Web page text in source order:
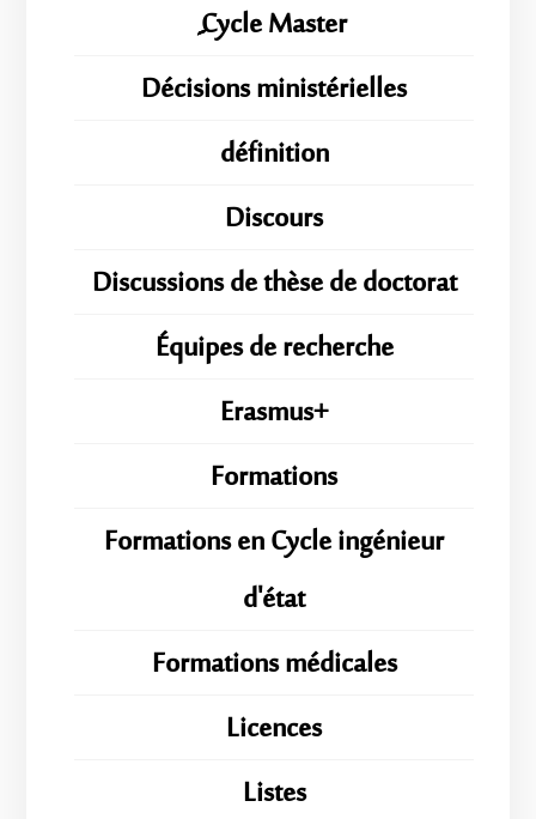
ِِِCycle Master
Décisions ministérielles
définition
Discours
Discussions de thèse de doctorat
Équipes de recherche
Erasmus+
Formations
Formations en Cycle ingénieur
d'état
Formations médicales
Licences
Listes